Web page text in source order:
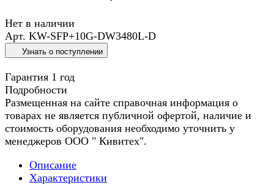
Нет в наличии
Арт. KW-SFP+10G-DW3480L-D
Узнать о поступлении
Гарантия 1 год
Подробности
Размещенная на сайте справочная информация о
товарах не является публичной офертой, наличие и
стоимость оборудования необходимо уточнить у
менеджеров ООО " Кивитех".
Описание
Характеристики